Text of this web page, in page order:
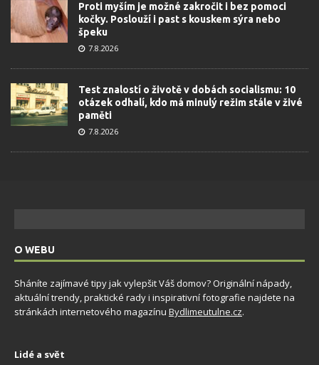
Proti myším je možné zakročit i bez pomoci
kočky. Poslouží i past s kouskem sýra nebo
špeku
7.8.2026
Test znalostí o životě v dobách socialismu: 10
otázek odhalí, kdo má minulý režim stále v živé
paměti
7.8.2026
O WEBU
Sháníte zajímavé tipy jak vylepšit Váš domov? Originální nápady,
aktuální trendy, praktické rady i inspirativní fotografie najdete na
stránkách internetového magazínu Bydlimeutulne.cz.
Lidé a svět